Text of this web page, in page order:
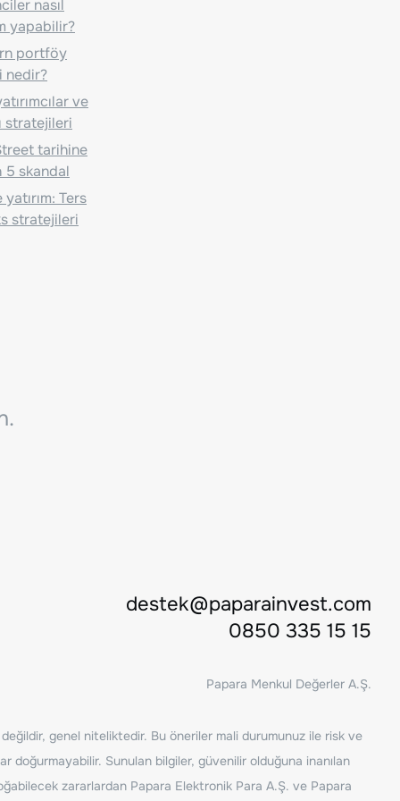
nasıl
yapabilir?
portföy
nedir?
ve
stratejileri
tarihine
5 skandal
Ters
stratejileri
destek@paparainvest.com
0850 335 15 15
Papara Menkul Değerler A.Ş.
değildir, genel niteliktedir. Bu öneriler mali durumunuz ile risk ve
doğurmayabilir. Sunulan bilgiler, güvenilir olduğuna inanılan
zararlardan Papara Elektronik Para A.Ş. ve Papara